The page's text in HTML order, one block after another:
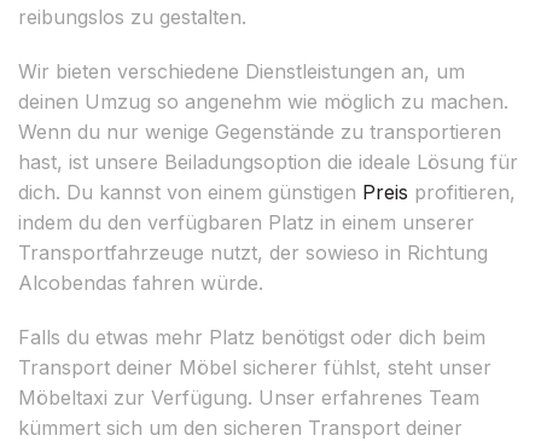
reibungslos zu gestalten.
Wir bieten verschiedene Dienstleistungen an, um
deinen Umzug so angenehm wie möglich zu machen.
Wenn du nur wenige Gegenstände zu transportieren
hast, ist unsere Beiladungsoption die ideale Lösung für
dich. Du kannst von einem günstigen Preis profitieren,
indem du den verfügbaren Platz in einem unserer
Transportfahrzeuge nutzt, der sowieso in Richtung
Alcobendas fahren würde.
Falls du etwas mehr Platz benötigst oder dich beim
Transport deiner Möbel sicherer fühlst, steht unser
Möbeltaxi zur Verfügung. Unser erfahrenes Team
kümmert sich um den sicheren Transport deiner